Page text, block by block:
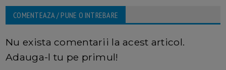
COMENTEAZA / PUNE O INTREBARE
Nu exista comentarii la acest articol.
Adauga-l tu pe primul!